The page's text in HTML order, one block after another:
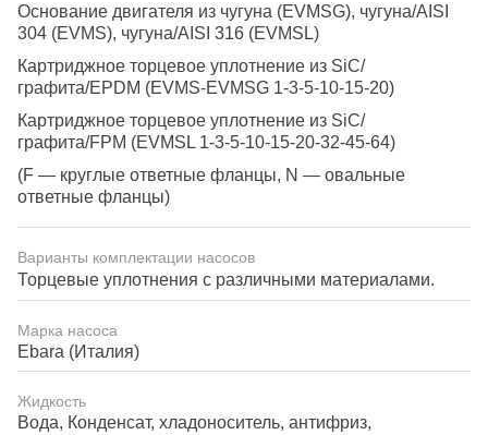
Основание двигателя из чугуна (EVMSG), чугуна/AISI
304 (EVMS), чугуна/AISI 316 (EVMSL)
Картриджное торцевое уплотнение из SiC/
графита/EPDM (EVMS-EVMSG 1-3-5-10-15-20)
Картриджное торцевое уплотнение из SiC/
графита/FPM (EVMSL 1-3-5-10-15-20-32-45-64)
(F — круглые ответные фланцы, N — овальные
ответные фланцы)
Варианты комплектации насосов
Торцевые уплотнения с различными материалами.
Марка насоса
Ebara (Италия)
Жидкость
Вода, Конденсат, хладоноситель, антифриз,